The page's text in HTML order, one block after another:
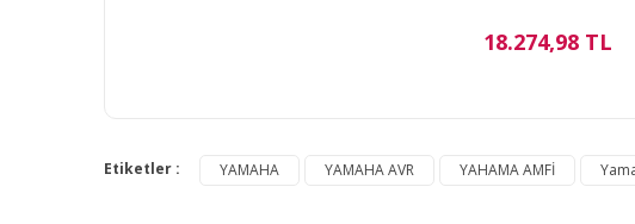
18.274,98 TL
Etiketler : YAMAHA YAMAHA AVR YAHAMA AMFİ